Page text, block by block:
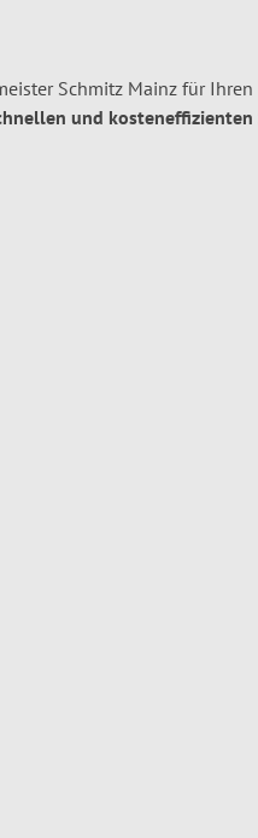
Schmitz Mainz für
und kosteneffizienten